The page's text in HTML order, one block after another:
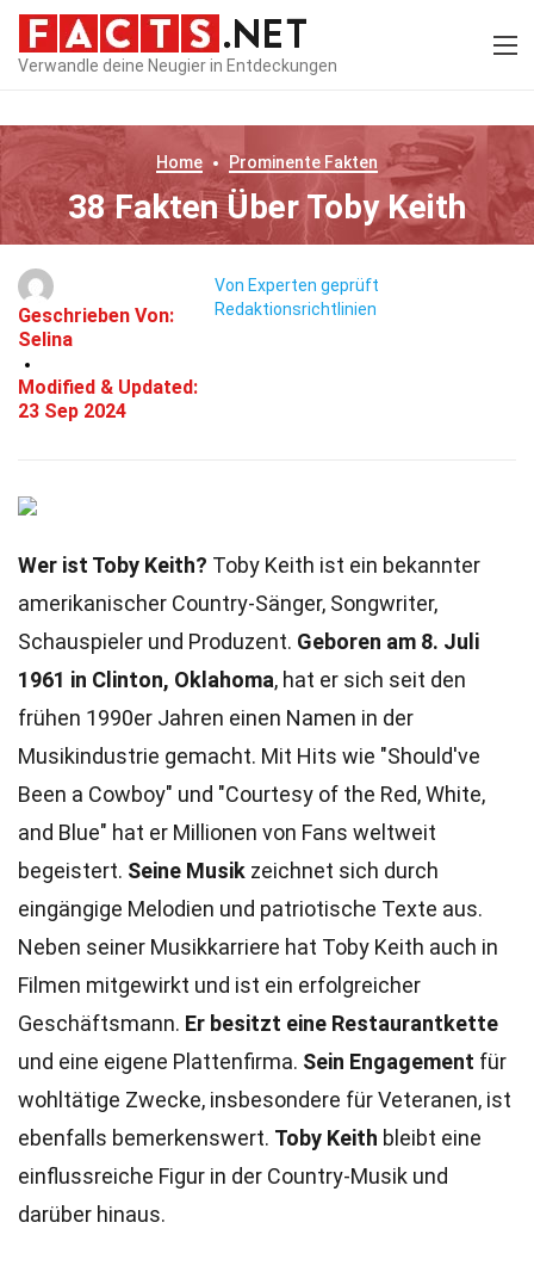
Verwandle deine Neugier in Entdeckungen
Home Prominente Fakten
38 Fakten Über Toby Keith
Geschrieben Von:
Selina
Modified & Updated:
23 Sep 2024
Von Experten geprüft
Redaktionsrichtlinien
Wer ist Toby Keith? Toby Keith ist ein bekannter
amerikanischer Country-Sänger, Songwriter,
Schauspieler und Produzent. Geboren am 8. Juli
1961 in Clinton, Oklahoma, hat er sich seit den
frühen 1990er Jahren einen Namen in der
Musikindustrie gemacht. Mit Hits wie "Should've
Been a Cowboy" und "Courtesy of the Red, White,
and Blue" hat er Millionen von Fans weltweit
begeistert. Seine Musik zeichnet sich durch
eingängige Melodien und patriotische Texte aus.
Neben seiner Musikkarriere hat Toby Keith auch in
Filmen mitgewirkt und ist ein erfolgreicher
Geschäftsmann. Er besitzt eine Restaurantkette
und eine eigene Plattenfirma. Sein Engagement für
wohltätige Zwecke, insbesondere für Veteranen, ist
ebenfalls bemerkenswert. Toby Keith bleibt eine
einflussreiche Figur in der Country-Musik und
darüber hinaus.